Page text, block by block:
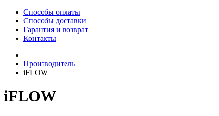
Способы оплаты
Способы доставки
Гарантия и возврат
Контакты
Производитель
iFLOW
iFLOW